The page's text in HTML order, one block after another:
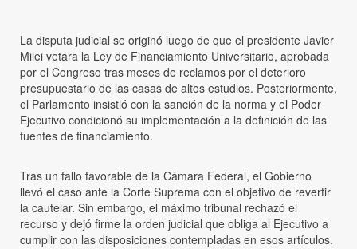
La disputa judicial se originó luego de que el presidente Javier
Milei vetara la Ley de Financiamiento Universitario, aprobada
por el Congreso tras meses de reclamos por el deterioro
presupuestario de las casas de altos estudios. Posteriormente,
el Parlamento insistió con la sanción de la norma y el Poder
Ejecutivo condicionó su implementación a la definición de las
fuentes de financiamiento.
Tras un fallo favorable de la Cámara Federal, el Gobierno
llevó el caso ante la Corte Suprema con el objetivo de revertir
la cautelar. Sin embargo, el máximo tribunal rechazó el
recurso y dejó firme la orden judicial que obliga al Ejecutivo a
cumplir con las disposiciones contempladas en esos artículos.